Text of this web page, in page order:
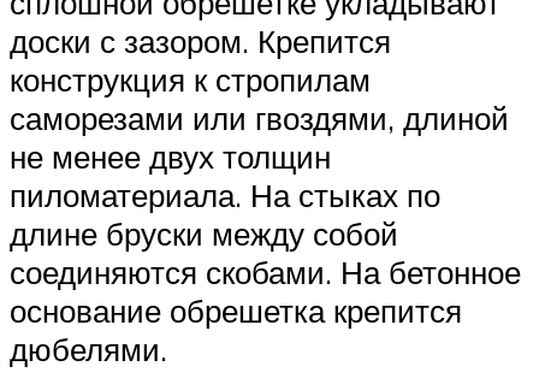
доски с зазором. Крепится
конструкция к стропилам
саморезами или гвоздями, длиной
не менее двух толщин
пиломатериала. На стыках по
длине бруски между собой
соединяются скобами. На бетонное
основание обрешетка крепится
дюбелями.